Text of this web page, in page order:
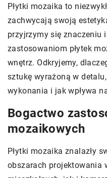
Płytki mozaika to
zachwycają swoją
przyjrzymy się znaczeniu
zastosowaniom płytek
wnętrz. Odkryjemy,
sztukę wyrażoną w
wykonania i jak wpływa
Bogactwo
mozaikowych
Płytki mozaika znalazły
obszarach projektowania